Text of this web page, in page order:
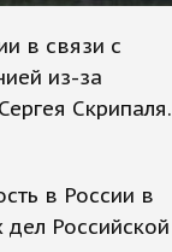
в связи с
из-за
Скрипаля.
в России в
Российской